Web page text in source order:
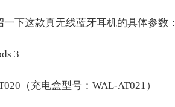
下这款真无线蓝牙耳机的具体参数：
3
（充电盒型号：WAL-AT021）